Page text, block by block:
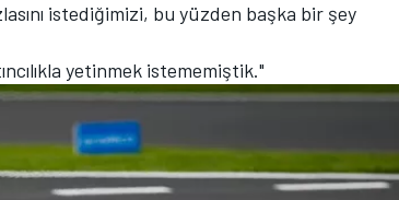
istediğimizi, bu yüzden başka bir şey
yetinmek istememiştik."